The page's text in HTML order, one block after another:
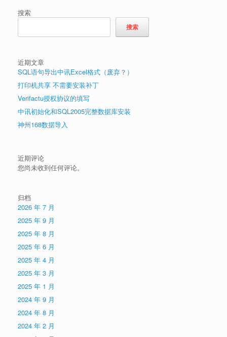
搜索
搜索
近期文章
SQL语句导出中讯Excel格式（废弃？）
打印机共享 不需要安装补丁
Verifactu授权协议的填写
中讯初始化和SQL2005完整数据库安装
神州168数据导入
近期评论
您尚未收到任何评论。
归档
2026 年 7 月
2025 年 9 月
2025 年 8 月
2025 年 6 月
2025 年 4 月
2025 年 3 月
2025 年 1 月
2024 年 9 月
2024 年 8 月
2024 年 2 月